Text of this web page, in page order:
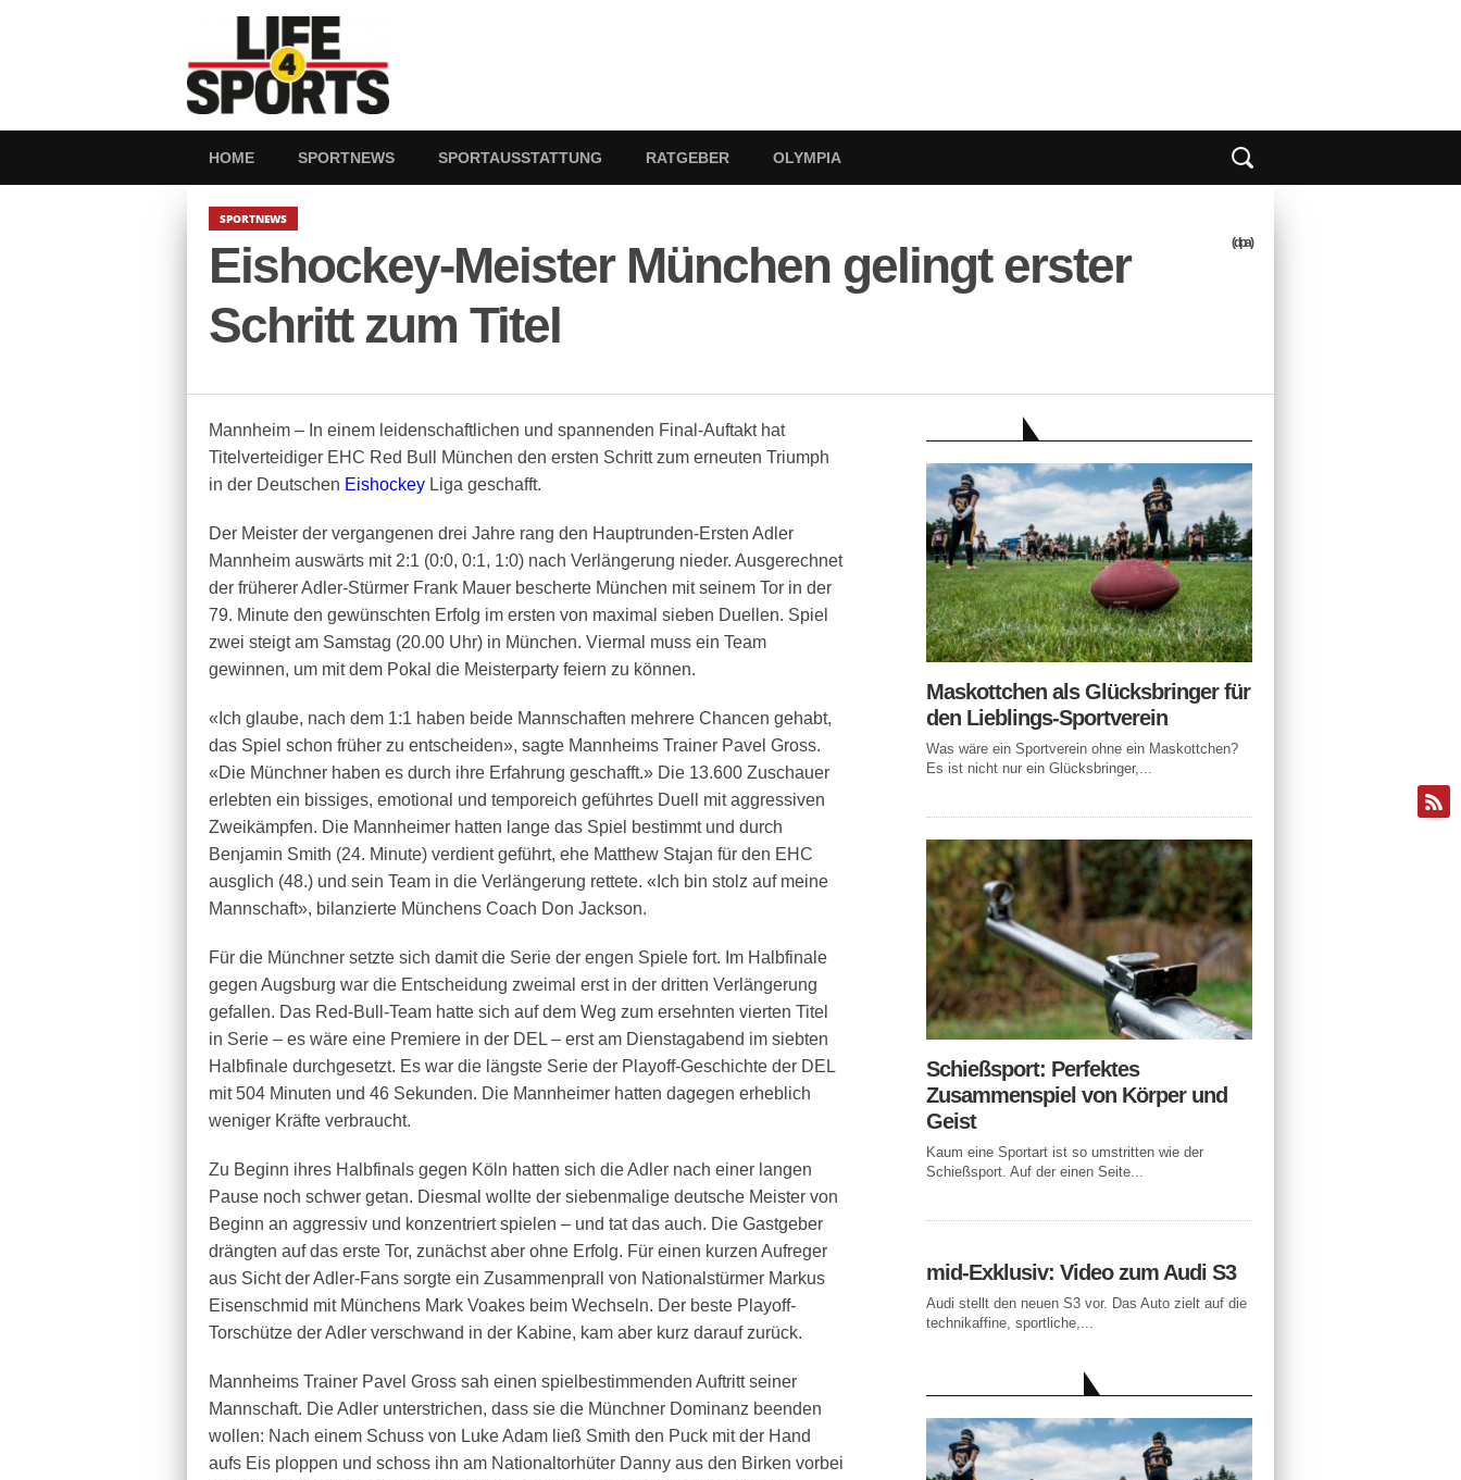
HOME SPORTNEWS SPORTAUSSTATTUNG RATGEBER OLYMPIA
SPORTNEWS
Eishockey-Meister München gelingt erster
Schritt zum Titel
(dpa)
Mannheim – In einem leidenschaftlichen und spannenden Final-Auftakt hat
Titelverteidiger EHC Red Bull München den ersten Schritt zum erneuten Triumph
in der Deutschen Eishockey Liga geschafft.
Der Meister der vergangenen drei Jahre rang den Hauptrunden-Ersten Adler
Mannheim auswärts mit 2:1 (0:0, 0:1, 1:0) nach Verlängerung nieder. Ausgerechnet
der früherer Adler-Stürmer Frank Mauer bescherte München mit seinem Tor in der
79. Minute den gewünschten Erfolg im ersten von maximal sieben Duellen. Spiel
zwei steigt am Samstag (20.00 Uhr) in München. Viermal muss ein Team
gewinnen, um mit dem Pokal die Meisterparty feiern zu können.
«Ich glaube, nach dem 1:1 haben beide Mannschaften mehrere Chancen gehabt,
das Spiel schon früher zu entscheiden», sagte Mannheims Trainer Pavel Gross.
«Die Münchner haben es durch ihre Erfahrung geschafft.» Die 13.600 Zuschauer
erlebten ein bissiges, emotional und temporeich geführtes Duell mit aggressiven
Zweikämpfen. Die Mannheimer hatten lange das Spiel bestimmt und durch
Benjamin Smith (24. Minute) verdient geführt, ehe Matthew Stajan für den EHC
ausglich (48.) und sein Team in die Verlängerung rettete. «Ich bin stolz auf meine
Mannschaft», bilanzierte Münchens Coach Don Jackson.
Für die Münchner setzte sich damit die Serie der engen Spiele fort. Im Halbfinale
gegen Augsburg war die Entscheidung zweimal erst in der dritten Verlängerung
gefallen. Das Red-Bull-Team hatte sich auf dem Weg zum ersehnten vierten Titel
in Serie – es wäre eine Premiere in der DEL – erst am Dienstagabend im siebten
Halbfinale durchgesetzt. Es war die längste Serie der Playoff-Geschichte der DEL
mit 504 Minuten und 46 Sekunden. Die Mannheimer hatten dagegen erheblich
weniger Kräfte verbraucht.
Zu Beginn ihres Halbfinals gegen Köln hatten sich die Adler nach einer langen
Pause noch schwer getan. Diesmal wollte der siebenmalige deutsche Meister von
Beginn an aggressiv und konzentriert spielen – und tat das auch. Die Gastgeber
drängten auf das erste Tor, zunächst aber ohne Erfolg. Für einen kurzen Aufreger
aus Sicht der Adler-Fans sorgte ein Zusammenprall von Nationalstürmer Markus
Eisenschmid mit Münchens Mark Voakes beim Wechseln. Der beste Playoff-
Torschütze der Adler verschwand in der Kabine, kam aber kurz darauf zurück.
Mannheims Trainer Pavel Gross sah einen spielbestimmenden Auftritt seiner
Mannschaft. Die Adler unterstrichen, dass sie die Münchner Dominanz beenden
wollen: Nach einem Schuss von Luke Adam ließ Smith den Puck mit der Hand
aufs Eis ploppen und schoss ihn am Nationaltorhüter Danny aus den Birken vorbei
Maskottchen als Glücksbringer für
den Lieblings-Sportverein
Was wäre ein Sportverein ohne ein Maskottchen?
Es ist nicht nur ein Glücksbringer,...
Schießsport: Perfektes
Zusammenspiel von Körper und
Geist
Kaum eine Sportart ist so umstritten wie der
Schießsport. Auf der einen Seite...
mid-Exklusiv: Video zum Audi S3
Audi stellt den neuen S3 vor. Das Auto zielt auf die
technikaffine, sportliche,...